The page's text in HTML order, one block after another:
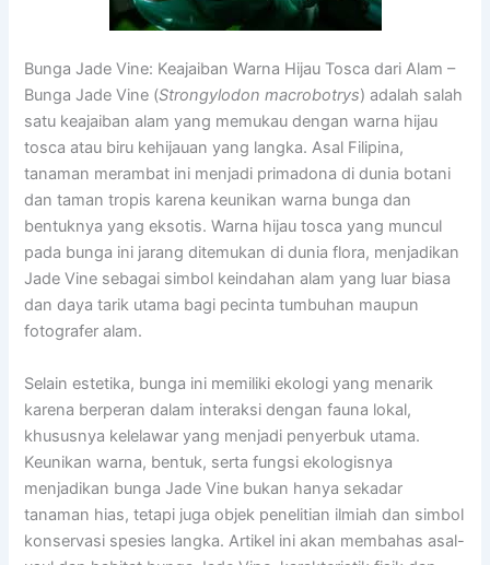
Bunga Jade Vine: Keajaiban Warna Hijau Tosca dari Alam –
Bunga Jade Vine (Strongylodon macrobotrys) adalah salah
satu keajaiban alam yang memukau dengan warna hijau
tosca atau biru kehijauan yang langka. Asal Filipina,
tanaman merambat ini menjadi primadona di dunia botani
dan taman tropis karena keunikan warna bunga dan
bentuknya yang eksotis. Warna hijau tosca yang muncul
pada bunga ini jarang ditemukan di dunia flora, menjadikan
Jade Vine sebagai simbol keindahan alam yang luar biasa
dan daya tarik utama bagi pecinta tumbuhan maupun
fotografer alam.
Selain estetika, bunga ini memiliki ekologi yang menarik
karena berperan dalam interaksi dengan fauna lokal,
khususnya kelelawar yang menjadi penyerbuk utama.
Keunikan warna, bentuk, serta fungsi ekologisnya
menjadikan bunga Jade Vine bukan hanya sekadar
tanaman hias, tetapi juga objek penelitian ilmiah dan simbol
konservasi spesies langka. Artikel ini akan membahas asal-